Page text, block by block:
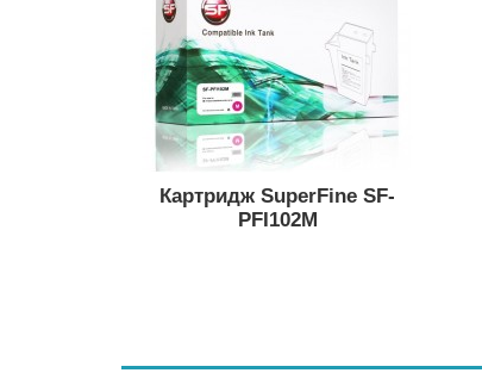
Картридж SuperFine SF-
PFI102M